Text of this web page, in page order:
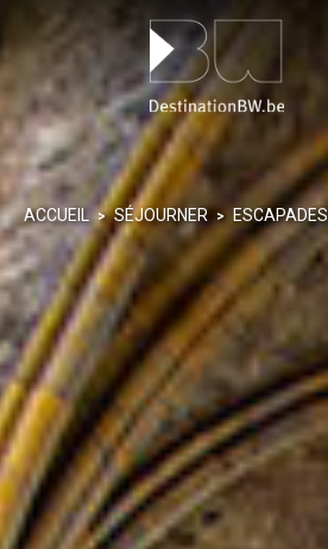
Panneau de gestion des cookies
ACCUEIL > SÉJOURNER > ESCAPADES